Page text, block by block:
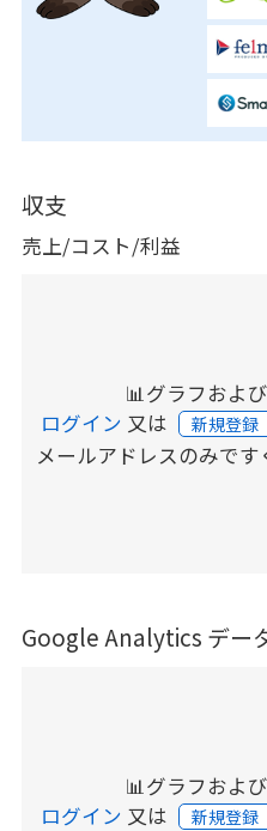
収支
売上/コスト/利益
📊グラフおよ
ログイン 又は 新規登録
メールアドレスのみです
Google Analytics デー
📊グラフおよ
ログイン 又は 新規登録